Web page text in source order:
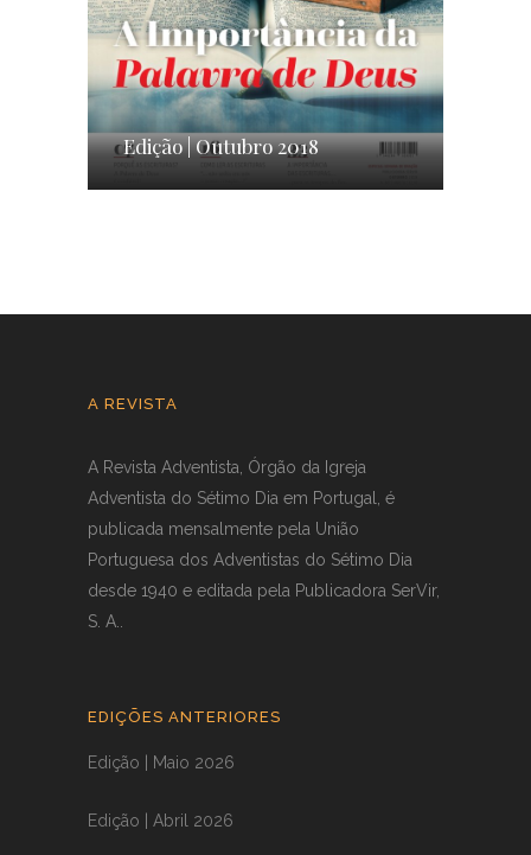
Edição | Outubro 2018
A REVISTA
A Revista Adventista, Órgão da Igreja
Adventista do Sétimo Dia em Portugal, é
publicada mensalmente pela União
Portuguesa dos Adventistas do Sétimo Dia
desde 1940 e editada pela Publicadora SerVir,
S. A..
EDIÇÕES ANTERIORES
Edição | Maio 2026
Edição | Abril 2026